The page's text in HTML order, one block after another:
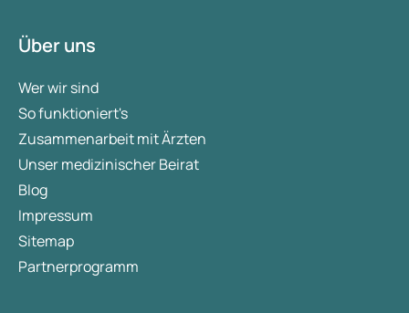
Über uns
Wer wir sind
So funktioniert's
Zusammenarbeit mit Ärzten
Unser medizinischer Beirat
Blog
Impressum
Sitemap
Partnerprogramm